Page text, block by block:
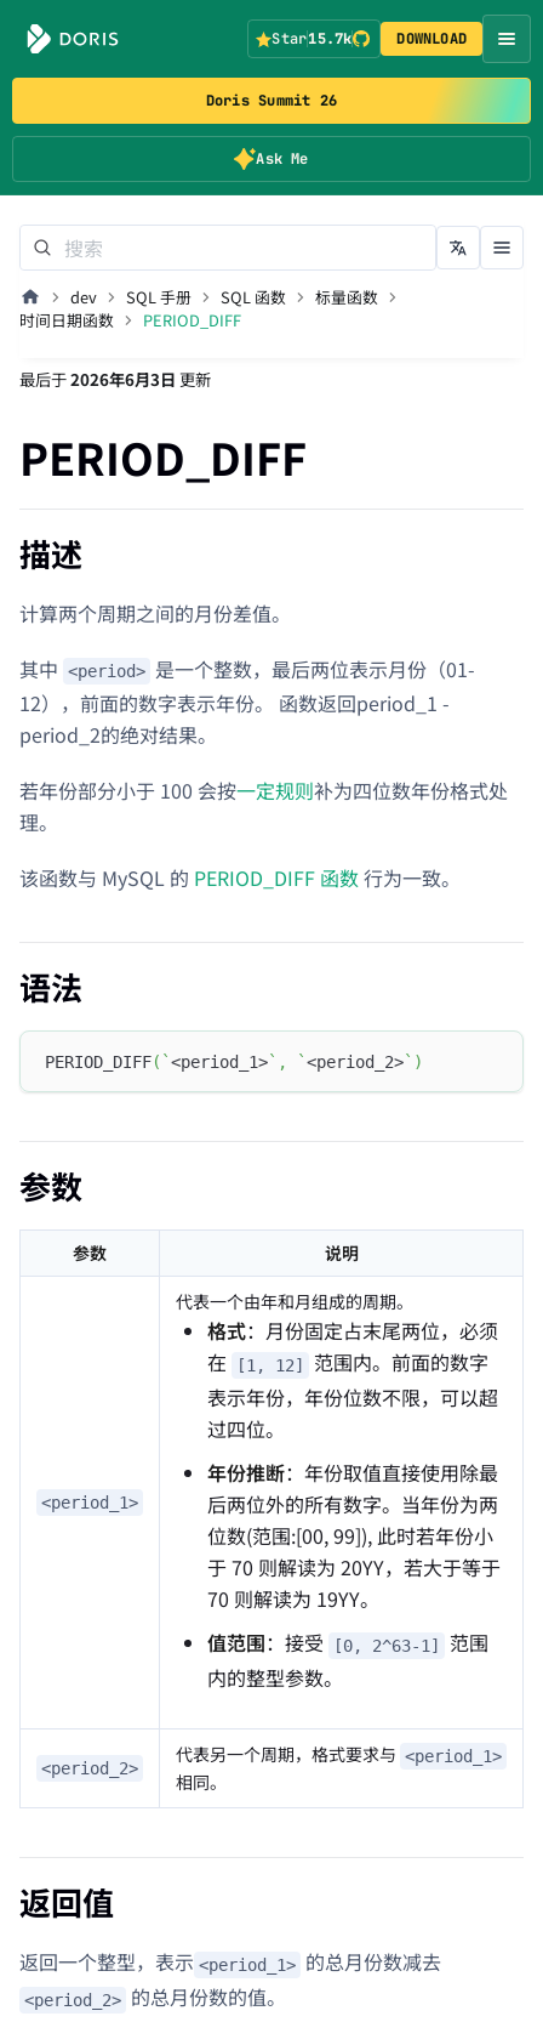
Doris Summit 26
Ask Me
Star15.7k DOWNLOAD
dev SQL 手册 SQL 函数
标量函数
时间日期函数
PERIOD_DIFF
最后于2026年6月3日 更新
PERIOD_DIFF
描述
计算两个周期之间的月份差值。
其中 <period> 是一个整数，最后两位表示月份（01-
12），前面的数字表示年份。 函数返回period_1 -
period_2的绝对结果。
若年份部分小于 100 会按一定规则补为四位数年份格式处
理。
该函数与 MySQL 的 PERIOD_DIFF 函数行为一致。
语法
PERIOD_DIFF( `<period_1>` , `<period_2>` )
参数
参数 说明
<period_1>
代表一个由年和月组成的周期。
格式：月份固定占末尾两位，必须
在
[1, 12]
范围内。前面的数字
表示年份，年份位数不限，可以超
过四位。
年份推断：年份取值直接使用除最
后两位外的所有数字。当年份为两
位数(范围:[00, 99]), 此时若年份小
于 70 则解读为 20YY，若大于等于
70 则解读为 19YY。
值范围：接受 [0, 2^63-1]
范围
内的整型参数。
<period_2>
代表另一个周期，格式要求与 <period_1>
相同。
返回值
返回一个整型，表示 <period_1> 的总月份数减去
<period_2> 的总月份数的值。